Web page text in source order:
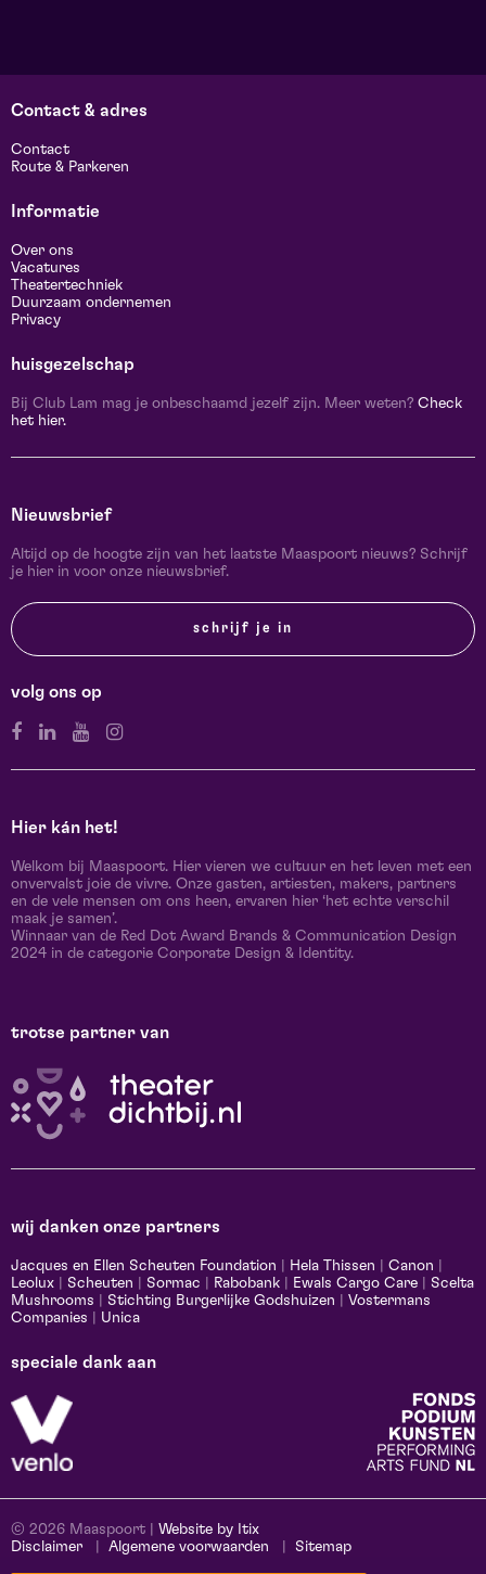
Contact & adres
Contact
Route & Parkeren
Informatie
Over ons
Vacatures
Theatertechniek
Duurzaam ondernemen
Privacy
huisgezelschap
Bij Club Lam mag je onbeschaamd jezelf zijn. Meer weten? Check
het hier.
Nieuwsbrief
Altijd op de hoogte zijn van het laatste Maaspoort nieuws? Schrijf
je hier in voor onze nieuwsbrief.
schrijf je in
volg ons op
Hier kán het!
Welkom bij Maaspoort. Hier vieren we cultuur en het leven met een
onvervalst joie de vivre. Onze gasten, artiesten, makers, partners
en de vele mensen om ons heen, ervaren hier ‘het echte verschil
maak je samen’.
Winnaar van de Red Dot Award Brands & Communication Design
2024 in de categorie Corporate Design & Identity.
trotse partner van
wij danken onze partners
Jacques en Ellen Scheuten Foundation Hela Thissen Canon
Leolux
Scheuten Sormac Rabobank Ewals Cargo Care
Scelta
Mushrooms
Stichting Burgerlijke Godshuizen
Vostermans
Companies
Unica
speciale dank aan
© 2026 Maaspoort | Website by Itix
Disclaimer
Algemene voorwaarden Sitemap